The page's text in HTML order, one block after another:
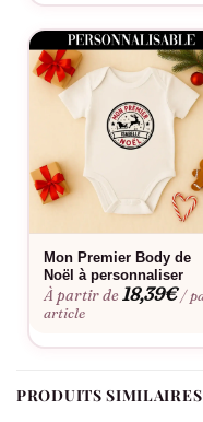
Réveillons familiaux,
repas traditionnels, ou
fêtes au quotidien.
Consultez notre guide
Envie d’une touche
personnalisation
. Facile
aspect neuf lavage
de tous vos Noëls futurs.
Mon Premier Body de
Noël à personnaliser
À partir de18,39€ /
article
PRODUITS SIMILAIRES